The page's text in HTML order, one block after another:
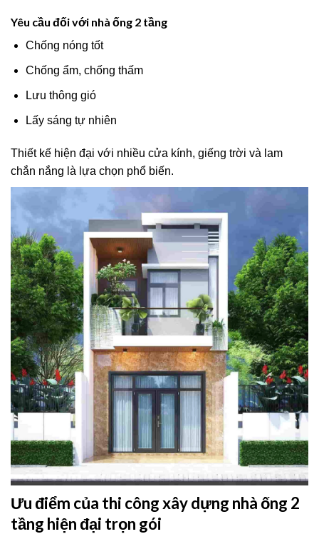
Yêu cầu đối với nhà ống 2 tầng
Chống nóng tốt
Chống ẩm, chống thấm
Lưu thông gió
Lấy sáng tự nhiên
Thiết kế hiện đại với nhiều cửa kính, giếng trời và lam
chắn nắng là lựa chọn phổ biến.
Ưu điểm của thi công xây dựng nhà ống 2
tầng hiện đại trọn gói